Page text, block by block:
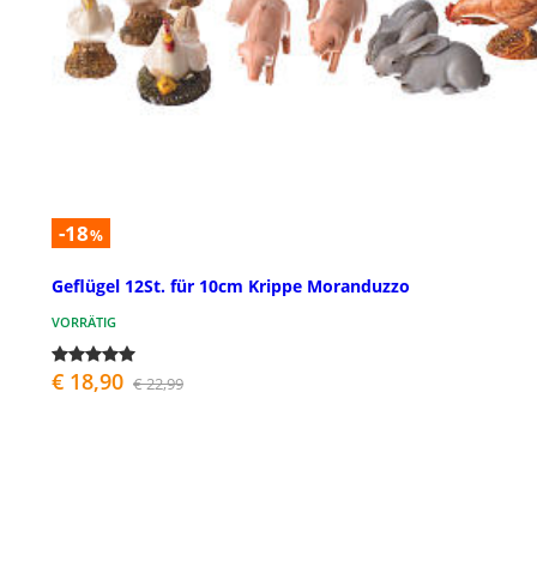
-18%
Geflügel 12St. für 10cm Krippe Moranduzzo
VORRÄTIG
€ 18,90 € 22,99